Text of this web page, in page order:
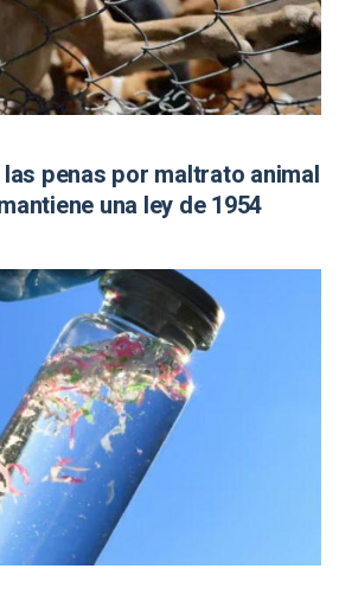
penas por maltrato animal
una ley de 1954